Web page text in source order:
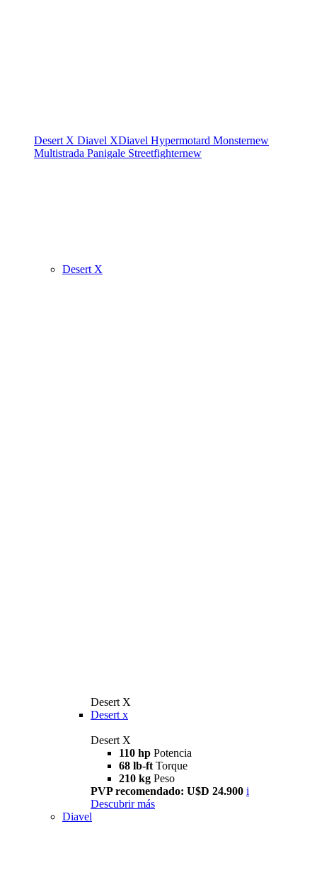
Desert X Diavel XDiavel Hypermotard Monsternew
Multistrada Panigale Streetfighternew
Desert X
Desert X
Desert x
Desert X
110 hp Potencia
68 lb-ft Torque
210 kg Peso
PVP recomendado: U$D 24.900 i
Descubrir más
Diavel